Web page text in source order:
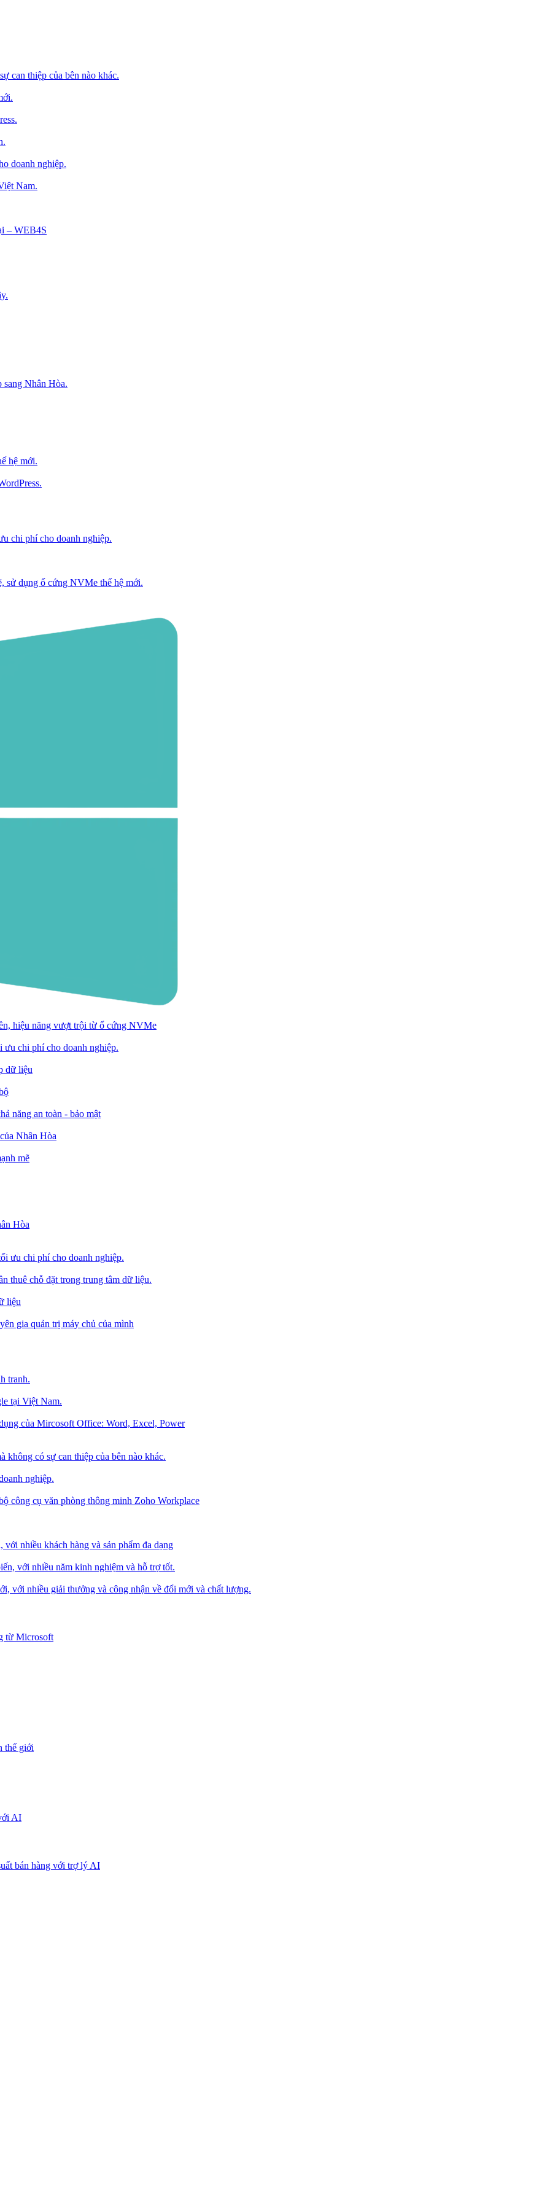
can thiệp của bên nào khác.
doanh nghiệp.
Nam.
– WEB4S
sang Nhân Hòa.
hệ mới.
chi phí cho doanh nghiệp.
sử dụng ổ cứng NVMe thế hệ mới.
hiệu năng vượt trội từ ổ cứng NVMe
ưu chi phí cho doanh nghiệp.
dữ liệu
năng an toàn - bảo mật
Nhân Hòa
mẽ
Hòa
ưu chi phí cho doanh nghiệp.
thuê chỗ đặt trong trung tâm dữ liệu.
liệu
gia quản trị máy chủ của mình
tranh.
tại Việt Nam.
của Mircosoft Office: Word, Excel, Power
không có sự can thiệp của bên nào khác.
nghiệp.
công cụ văn phòng thông minh Zoho Workplace
nhiều khách hàng và sản phẩm đa dạng
với nhiều năm kinh nghiệm và hỗ trợ tốt.
với nhiều giải thưởng và công nhận về đổi mới và chất lượng.
từ Microsoft
thế giới
AI
bán hàng với trợ lý AI